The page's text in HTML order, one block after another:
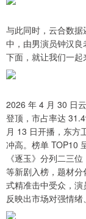
与此同时，云合数
中，由男演员钟汉良
下面，就让我们一起
2026 年 4 月 30 日
登顶，市占率达
月 13 日开播，东方
冲高。榜单 TOP10
《逐玉》分列二三
等新剧入榜，题材分
式精准击中受众，
反映出市场对强情绪